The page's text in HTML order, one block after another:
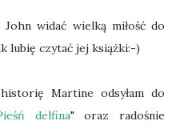
widać wielką miłość do
lubię czytać jej książki:-)
Martine odsyłam do
delfina" oraz radośnie